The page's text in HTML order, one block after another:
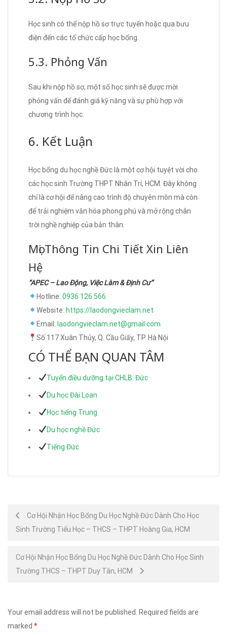
Học sinh có thể nộp hồ sơ trực tuyến hoặc qua bưu
điện đến các tổ chức cấp học bổng.
5.3. Phỏng Vấn
Sau khi nộp hồ sơ, một số học sinh sẽ được mời
phỏng vấn để đánh giá kỹ năng và sự phù hợp với
chương trình học.
6. Kết Luận
Học bổng du học nghề Đức là một cơ hội tuyệt vời cho
các học sinh Trường THPT Nhân Trí, HCM. Đây không
chỉ là cơ hội để nâng cao trình độ chuyên môn mà còn
để trải nghiệm văn hóa phong phú và mở rộng chân
trời nghề nghiệp của bản thân.
Mọi Thông Tin Chi Tiết Xin Liên
Hệ
“APEC – Lao Động, Việc Làm & Định Cư”
Hotline: 0936 126 566
Website: https://laodongvieclam.net
Email: laodongvieclam.net@gmail.com
Số 117 Xuân Thủy, Q. Cầu Giấy, TP. Hà Nội
CÓ THỂ BẠN QUAN TÂM
Tuyển điều dưỡng tại CHLB. Đức
Du học Đài Loan
Học tiếng Trung
Du học nghề Đức
Tiếng Đức
Post
navigation
Cơ Hội Nhận Học Bổng Du Học Nghề Đức Dành Cho Học
Sinh Trường Tiểu Học – THCS – THPT Hoàng Gia, HCM
Cơ Hội Nhận Học Bổng Du Học Nghề Đức Dành Cho Học Sinh
Trường THCS – THPT Duy Tân, HCM
Your email address will not be published.
Required fields are
marked *